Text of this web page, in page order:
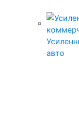
авто